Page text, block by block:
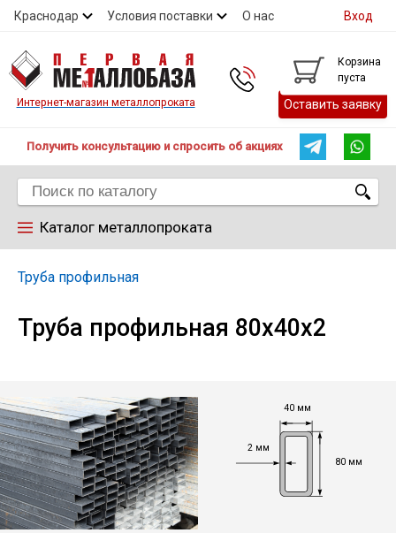
Краснодар Условия поставки О нас
Контакты
Контакты
Вход
Интернет-магазин металлопроката
Корзина
пуста
Оставить заявку
Получить консультацию и спросить об акциях
Каталог металлопроката
Арматура
Труба
Уголок
Балка
Труба профильная
Труба профильная 80х40х2
2 мм
80 мм
40 мм